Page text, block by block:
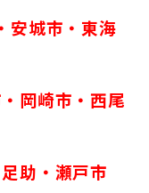
安城市・東海
岡崎市・西尾
助・瀬戸市